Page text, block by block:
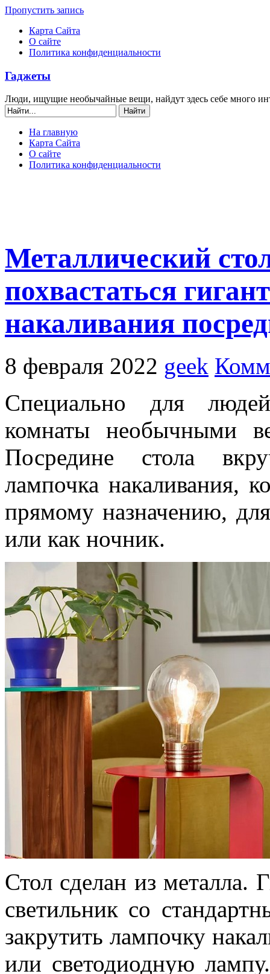
Пропустить запись
Карта Сайта
О сайте
Политика конфиденциальности
Гаджеты
Люди, ищущие необычайные вещи, найдут здесь себе много
На главную
Карта Сайта
О сайте
Политика конфиденциальности
Металлический
похвастаться
накаливания
8 февраля 2022 geek
Специально для
комнаты необычными
Посредине стола
лампочка накаливания,
прямому назначению,
или как ночник.
Стол сделан из металла.
светильник со
закрутить лампочку
или светодиодную